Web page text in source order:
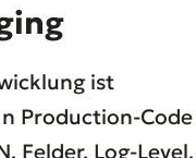
ist
Production-Code
Felder, Log-Level,